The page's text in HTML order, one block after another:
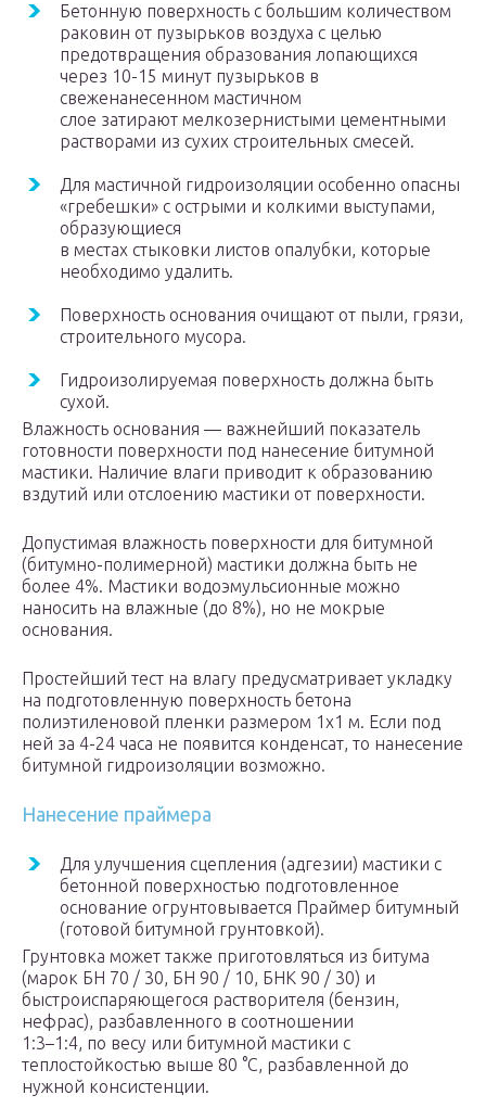
Бетонную поверхность с большим количеством
раковин от пузырьков воздуха с целью
предотвращения образования лопающихся
через 10-15 минут пузырьков в
свеженанесенном мастичном
слое затирают мелкозернистыми цементными
растворами из сухих строительных смесей.
Для мастичной гидроизоляции особенно опасны
«гребешки» с острыми и колкими выступами,
образующиеся
в местах стыковки листов опалубки, которые
необходимо удалить.
Поверхность основания очищают от пыли, грязи,
строительного мусора.
Гидроизолируемая поверхность должна быть
сухой.
Влажность основания — важнейший показатель
готовности поверхности под нанесение битумной
мастики. Наличие влаги приводит к образованию
вздутий или отслоению мастики от поверхности.
Допустимая влажность поверхности для битумной
(битумно-полимерной) мастики должна быть не
более 4%. Мастики водоэмульсионные можно
наносить на влажные (до 8%), но не мокрые
основания.
Простейший тест на влагу предусматривает укладку
на подготовленную поверхность бетона
полиэтиленовой пленки размером 1х1 м. Если под
ней за 4-24 часа не появится конденсат, то нанесение
битумной гидроизоляции возможно.
Нанесение праймера
Для улучшения сцепления (адгезии) мастики с
бетонной поверхностью подготовленное
основание огрунтовывается Праймер битумный
(готовой битумной грунтовкой).
Грунтовка может также приготовляться из битума
(марок БН 70 / 30, БН 90 / 10, БНК 90 / 30) и
быстроиспаряющегося растворителя (бензин,
нефрас), разбавленного в соотношении
1:3–1:4, по весу или битумной мастики с
теплостойкостью выше 80 °С, разбавленной до
нужной консистенции.